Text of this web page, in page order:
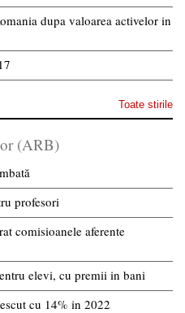
dupa valoarea activelor in
Toate stirile
(ARB)
profesori
comisioanele aferente
elevi, cu premii in bani
cu 14% in 2022